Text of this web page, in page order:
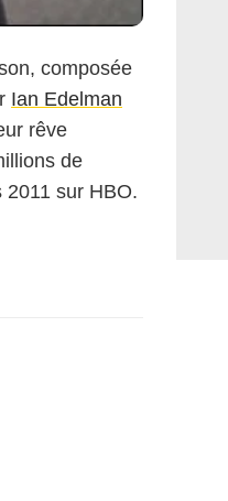
composée
Ian Edelman
rêve
de
sur HBO.